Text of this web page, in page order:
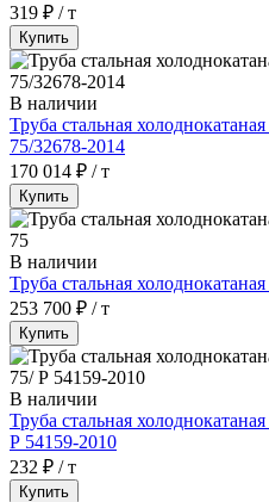
319 ₽ / т
Купить
В наличии
Труба стальная
75/32678-2014
170 014 ₽ / т
Купить
В наличии
Труба стальная
253 700 ₽ / т
Купить
В наличии
Труба стальная
Р 54159-2010
232 ₽ / т
Купить